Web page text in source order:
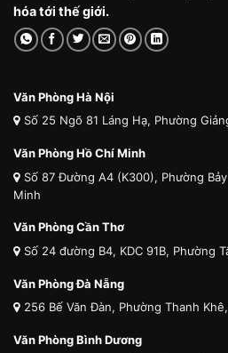
hóa tới thế giới.
Văn Phòng Hà Nội
Số 25 Ngõ 81 Láng Hạ, Phường
Văn Phòng Hồ Chí Minh
Số 87 Đường A4 (K300), Phường
Minh
Văn Phòng Cần Thơ
Số 24 đường B4, KDC 91B, Phường
Văn Phòng Đà Nẵng
256 Bế Văn Đàn, Phường Thanh
Văn Phòng Bình Dương